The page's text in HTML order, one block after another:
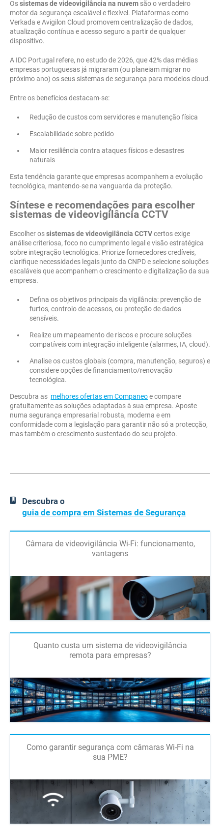
Ossistemas de videovigilância na nuvem são o verdadeiro
motor da segurança escalável e flexível. Plataformas como
Verkada e Avigilon Cloud promovem centralização de dados,
atualização contínua e acesso seguro a partir de qualquer
dispositivo.
A IDC Portugal refere, no estudo de 2026, que 42% das médias
empresas portuguesas já migraram (ou planeiam migrar no
próximo ano) os seus sistemas de segurança para modelos cloud.
Entre os benefícios destacam-se:
Redução de custos com servidores e manutenção física
Escalabilidade sobre pedido
Maior resiliência contra ataques físicos e desastres
naturais
Esta tendência garante que empresas acompanhem a evolução
tecnológica, mantendo-se na vanguarda da proteção.
Síntese e recomendações para escolher
sistemas de videovigilância CCTV
Escolher ossistemas de videovigilância CCTVcertos exige
análise criteriosa, foco no cumprimento legal e visão estratégica
sobre integração tecnológica. Priorize fornecedores credíveis,
clarifique necessidades legais junto da CNPD e selecione soluções
escaláveis que acompanhem o crescimento e digitalização da sua
empresa.
Defina os objetivos principais da vigilância: prevenção de
furtos, controlo de acessos, ou proteção de dados
sensíveis.
Realize um mapeamento de riscos e procure soluções
compatíveis com integração inteligente (alarmes, IA, cloud).
Analise os custos globais (compra, manutenção, seguros) e
considere opções de financiamento/renovação
tecnológica.
Descubra as melhores ofertas em Companeoe compare
gratuitamente as soluções adaptadas à sua empresa. Aposte
numa segurança empresarial robusta, moderna e em
conformidade com a legislação para garantir não só a protecção,
mas também o crescimento sustentado do seu projeto.
Descubra o
guia de compra em Sistemas de Segurança
Câmara de videovigilância Wi-Fi: funcionamento,
vantagens
Quanto custa um sistema de videovigilância
remota para empresas?
Como garantir segurança com câmaras Wi-Fi na
sua PME?